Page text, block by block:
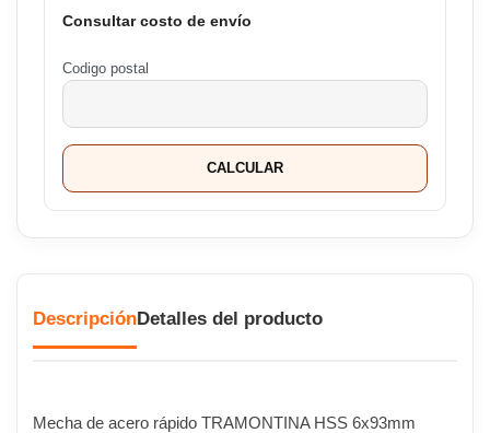
Consultar costo de envío
Codigo postal
CALCULAR
DescripciónDetalles del producto
Mecha de acero rápido TRAMONTINA HSS 6x93mm